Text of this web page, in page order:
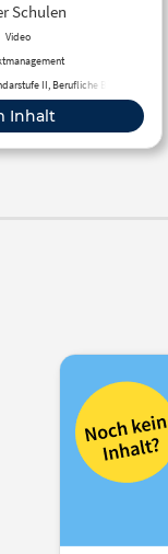
Schulen
Video
II, Berufliche Bildung
Inhalt